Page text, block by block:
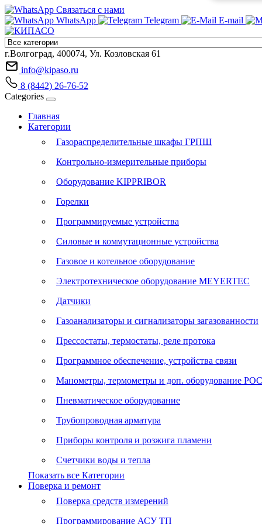
Связаться с нами
WhatsApp
Telegram E-mail
г.Волгоград, 400074, Ул. Козловская 61
info@kipaso.ru
8 (8442) 26-76-52
Categories
Главная
Категории
Газораспределительные шкафы ГРПШ
Контрольно-измерительные приборы
Оборудование KIPPRIBOR
Горелки
Программируемые устройства
Силовые и коммутационные устройства
Газовое и котельное оборудование
Электротехническое оборудование MEYERTEC
Датчики
Газоанализаторы и сигнализаторы загазованности
Прессостаты, термостаты, реле протока
Программное обеспечение, устройства связи
Манометры, термометры и доп. оборудование
Пневматическое оборудование
Трубопроводная арматура
Приборы контроля и розжига пламени
Счетчики воды и тепла
Показать все Категории
Поверка и ремонт
Поверка средств измерений
Программирование АСУ ТП